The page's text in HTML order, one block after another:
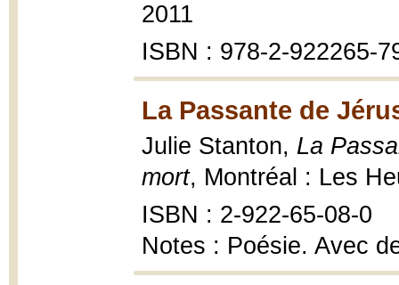
2011
ISBN : 978-2-922265-
La Passante de
Julie Stanton, La
mort, Montréal : Les
ISBN : 2-922-65-08-0
Notes : Poésie. Avec